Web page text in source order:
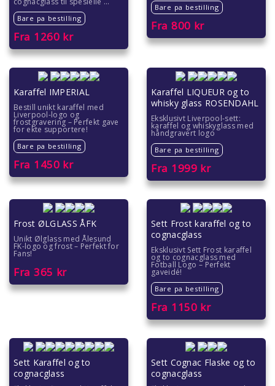
Jule- og nyttårsglass
Graverte flasker
For sportsfans
Bare pa bestilling
Fra 1260 kr
Bare pa bestilling
Fra 800 kr
Karaffel IMPERIAL
Bestill unikt karaffel med
Liverpool-logo og
frostgravering – Perfekt gave
for ekte supportere!
Bare pa bestilling
Fra 1450 kr
Karaffel LIQUEUR og to
whisky glass ROSENDAHL
Eksklusivt Liverpool-sett:
karaffel og whiskyglass med
håndgravert logo
Bare pa bestilling
Fra 1999 kr
Frost ØLGLASS ÅFK
Unikt Ølglass med Ålesund
FK-logo og frost – Perfekt for
Fans!
Fra 365 kr
Sett Frost karaffel og to
cognacglass
Eksklusivt Sett Frost karaffel
og to cognacglass med
Fotball Logo – Perfekt
gaveidé!
Bare pa bestilling
Fra 1150 kr
Sett Karaffel og to
cognacglass
Sett Cognac Flaske og to
cognacglass